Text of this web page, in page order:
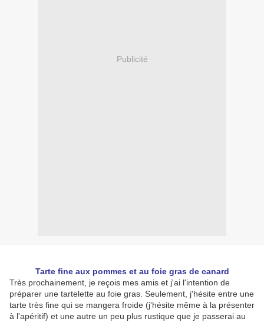
Publicité
Tarte fine aux pommes et au foie gras de canard
Très prochainement, je reçois mes amis et j'ai l'intention de
préparer une tartelette au foie gras. Seulement, j'hésite entre une
tarte très fine qui se mangera froide (j'hésite même à la présenter
à l'apéritif) et une autre un peu plus rustique que je passerai au